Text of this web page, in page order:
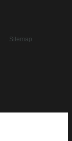
Sitemap